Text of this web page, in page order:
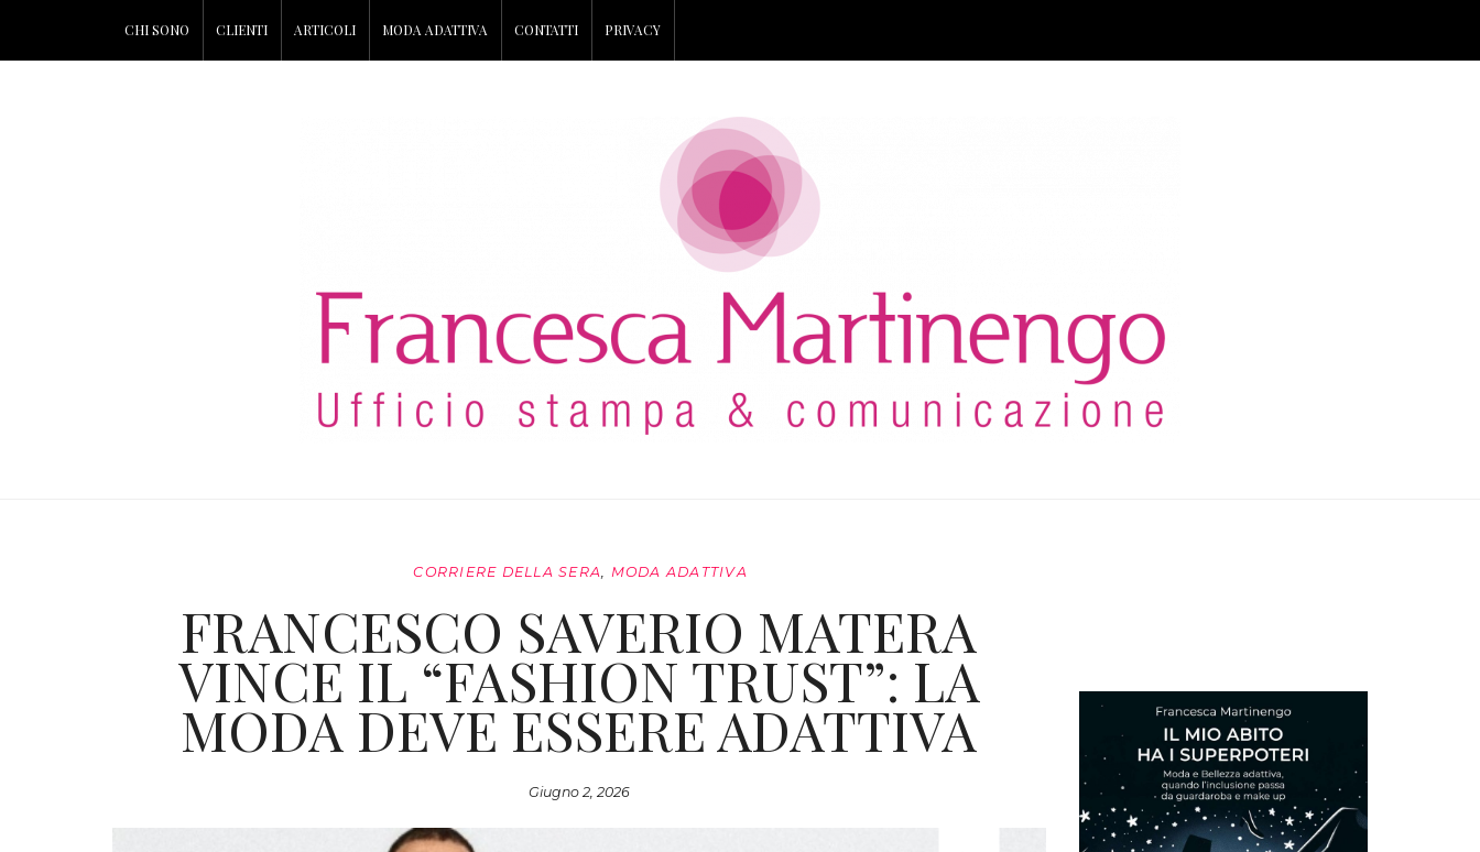
CHI SONO CLIENTI ARTICOLI MODA ADATTIVA CONTATTI PRIVACY
CORRIERE DELLA SERA, MODA ADATTIVA
FRANCESCO SAVERIO MATERA
VINCE IL “FASHION TRUST”: LA
MODA DEVE ESSERE ADATTIVA
Giugno 2, 2026